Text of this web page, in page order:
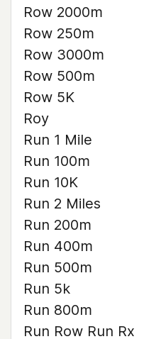
Row 2000m
Row 250m
Row 3000m
Row 500m
Row 5K
Roy
Run 1 Mile
Run 100m
Run 10K
Run 2 Miles
Run 200m
Run 400m
Run 500m
Run 5k
Run 800m
Run Row Run Rx